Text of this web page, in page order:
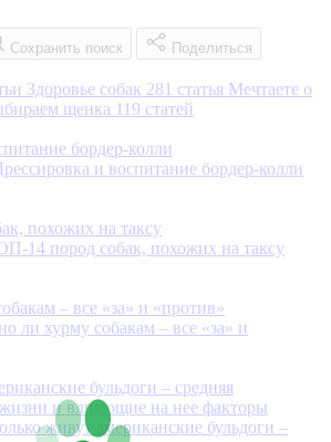
Сохранить поиск Поделиться
Здоровье собак 281 статья Мечтаете о
щенка 119 статей
и воспитание бордер-колли
14 пород собак, похожих на таксу
ли хурму собакам – все «за» и
живут американские бульдоги –